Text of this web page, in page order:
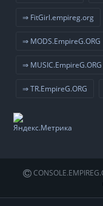
⇒ FitGirl.empireg.org
⇒ MODS.EmpireG.ORG
⇒ MUSIC.EmpireG.ORG
⇒ TR.EmpireG.ORG